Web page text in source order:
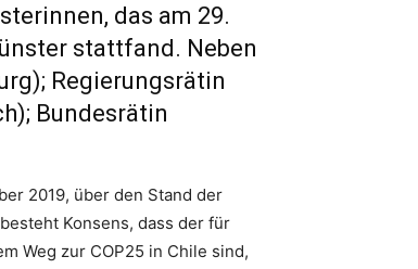
das am 29.
stattfand. Neben
Regierungsrätin
Bundesrätin
2019, über den Stand der
Konsens, dass der für
Weg zur COP25 in Chile sind,